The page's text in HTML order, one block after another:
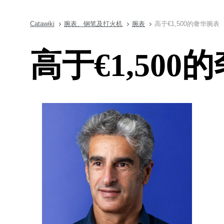
Catawiki 腕表、钢笔及打火机 腕表 高于€1,500的奢华腕表
高于€1,500